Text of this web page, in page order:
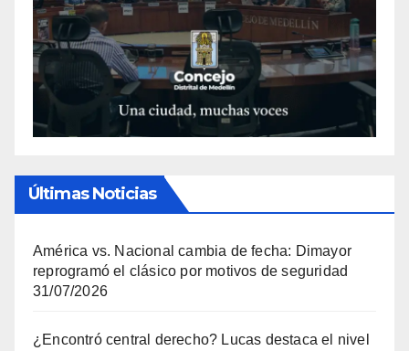
Últimas Noticias
América vs. Nacional cambia de fecha: Dimayor
reprogramó el clásico por motivos de seguridad
31/07/2026
¿Encontró central derecho? Lucas destaca el nivel